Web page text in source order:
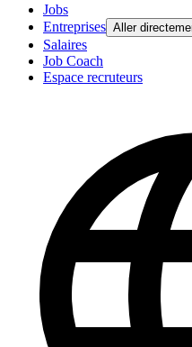
Jobs
Entreprises Aller
Salaires
Job Coach
Espace recruteurs